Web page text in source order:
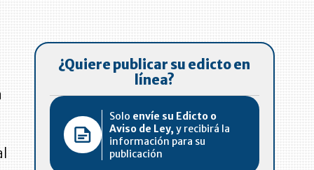
¿Quiere publicar su edicto en
línea?
Solo envíe su Edicto o
Aviso de Ley, y recibirá la
información para su
publicación